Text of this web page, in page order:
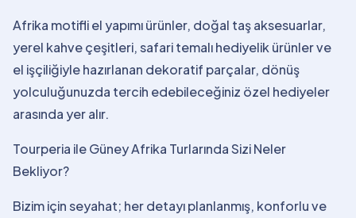
Afrika motifli el yapımı ürünler, doğal taş aksesuarlar,
yerel kahve çeşitleri, safari temalı hediyelik ürünler ve
el işçiliğiyle hazırlanan dekoratif parçalar, dönüş
yolculuğunuzda tercih edebileceğiniz özel hediyeler
arasında yer alır.
Tourperia ile Güney Afrika Turlarında Sizi Neler
Bekliyor?
Bizim için seyahat; her detayı planlanmış, konforlu ve